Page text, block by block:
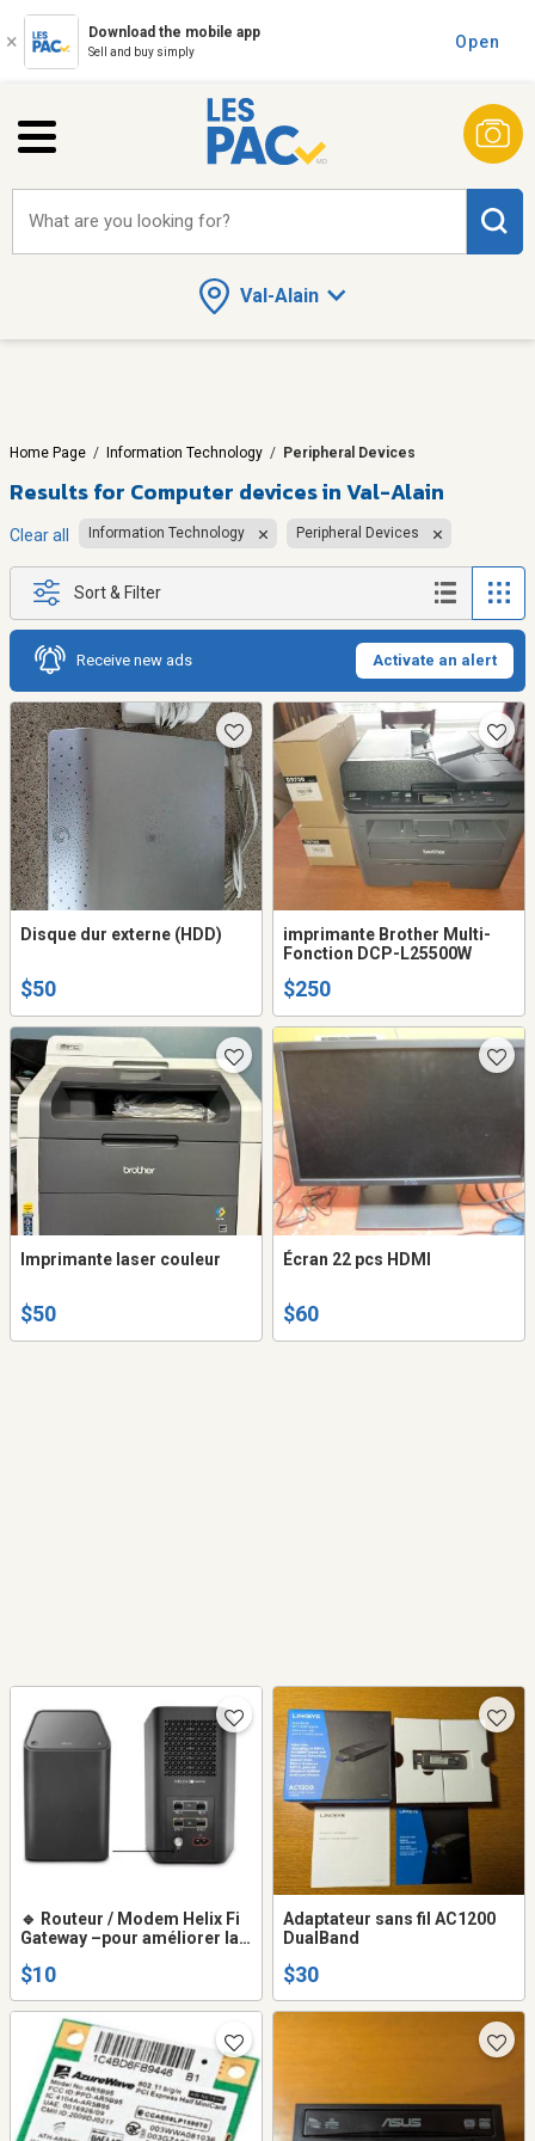
Download the mobile app
Sell and buy simply
Open
Val-Alain
What are you looking for?
Home Page / Information Technology / Peripheral Devices
Results for Computer devices in Val-Alain
Clear all Information Technology Peripheral Devices
Sort & Filter
Receive new ads Activate an alert
Disque dur externe (HDD)
$50
imprimante Brother Multi-
Fonction DCP-L25500W
$250
Imprimante laser couleur
$50
Écran 22 pcs HDMI
$60
🔹 Routeur / Modem Helix Fi
Gateway –pour améliorer la
votre réseau internet à la
maison.
$10
Adaptateur sans fil AC1200
DualBand
$30